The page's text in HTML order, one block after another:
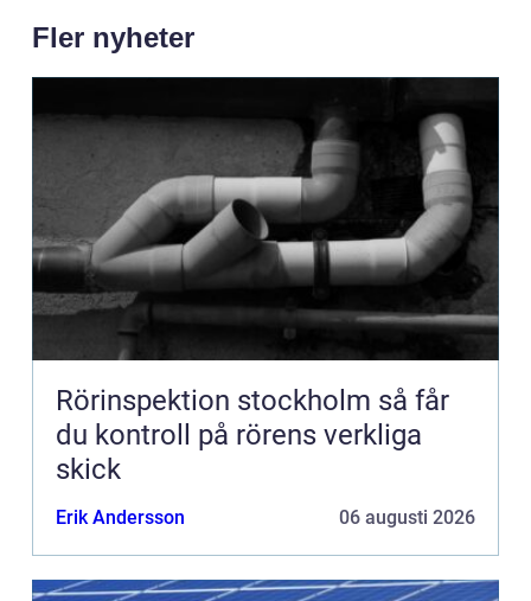
Fler nyheter
Rörinspektion stockholm så får
du kontroll på rörens verkliga
skick
Erik Andersson 06 augusti 2026